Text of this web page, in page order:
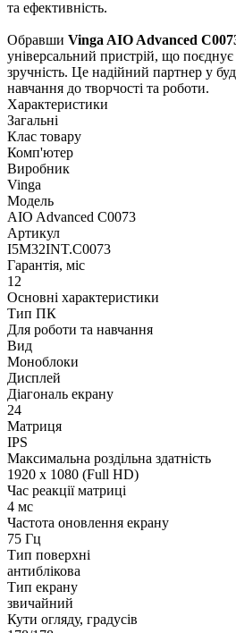
та ефективність.
Обравши Vinga AIO Advanced
універсальний пристрій, що поєднує
зручність. Це надійний партнер у
навчання до творчості та роботи.
Характеристики
Загальні
Клас товару
Комп'ютер
Виробник
Vinga
Модель
AIO Advanced C0073
Артикул
I5M32INT.C0073
Гарантія, міс
12
Основні характеристики
Тип ПК
Для роботи та навчання
Вид
Моноблоки
Дисплей
Діагональ екрану
24
Матриця
IPS
Максимальна роздільна здатність
1920 x 1080 (Full HD)
Час реакції матриці
4 мс
Частота оновлення екрану
75 Гц
Тип поверхні
антиблікова
Тип екрану
звичайний
Кути огляду, градусів